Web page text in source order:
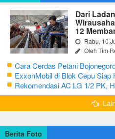
Dari
12
Rabu, 10
Oleh Tim
Cara Cerdas Petani
Keluarga
ExxonMobil di Blok Cepu Siap
Rekomendasi AC LG 1/2 PK,
Maksimal
Berita Foto